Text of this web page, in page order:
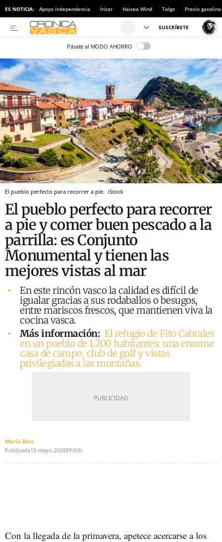
ES NOTICIA: Apoyo independencia Irizar Haizea Wind Talgo Precio gasolina
Pásate al MODO AHORRO
El pueblo perfecto para recorrer a pie. iStock
El pueblo perfecto para recorrer
a pie y comer buen pescado a la
parrilla: es Conjunto
Monumental y tienen las
mejores vistas al mar
En este rincón vasco la calidad es difícil de
igualar gracias a sus rodaballos o besugos,
entre mariscos frescos, que mantienen viva la
cocina vasca.
Más información: El refugio de Fito Cabrales
en un pueblo de 1.200 habitantes: una enorme
casa de campo, club de golf y vistas
privilegiadas a las montañas.
María Blas
Publicada15 mayo 202609:00h
Con la llegada de la primavera, apetece acercarse a los